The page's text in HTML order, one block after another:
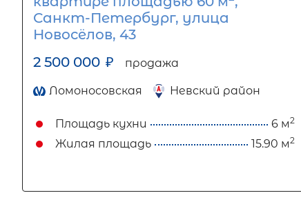
Санкт-Петербург, улица
Новосёлов, 43
2 500 000 ₽ продажа
Ломоносовская Невский район
Площадь кухни 6 м2
Жилая площадь 15.90 м2